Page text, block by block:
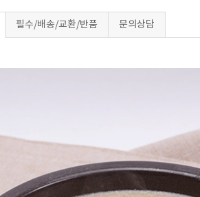
필수/배송/교환/반품 문의상담